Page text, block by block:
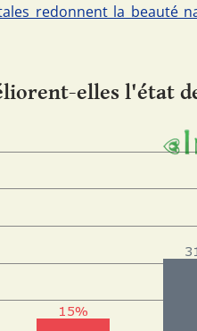
redonnent la beauté
elles l'état